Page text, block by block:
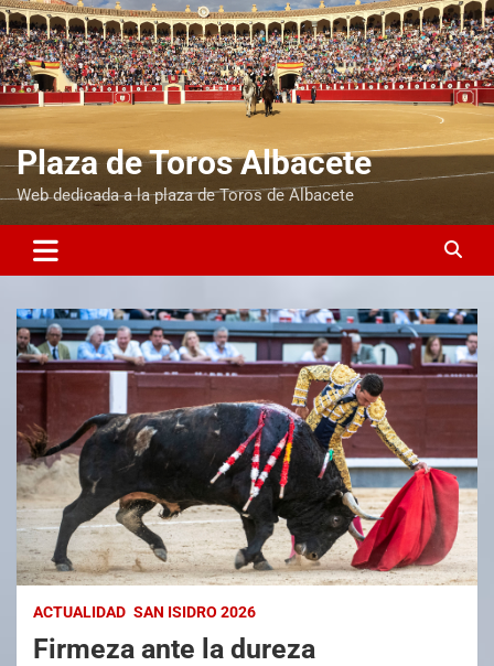
Plaza de Toros Albacete
Web dedicada a la plaza de Toros de Albacete
ACTUALIDAD SAN ISIDRO 2026
Firmeza ante la dureza